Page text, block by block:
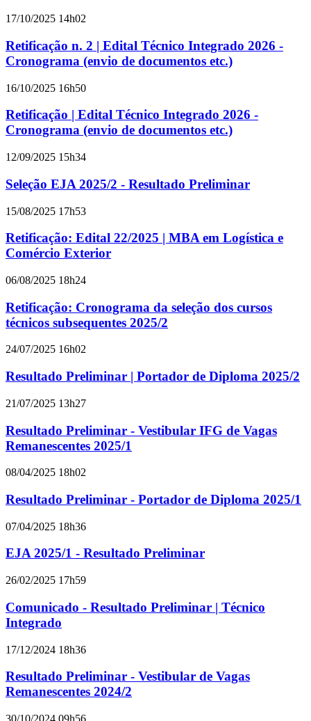
17/10/2025 14h02
Retificação n. 2 | Edital Técnico Integrado 2026 -
Cronograma (envio de documentos etc.)
16/10/2025 16h50
Retificação | Edital Técnico Integrado 2026 -
Cronograma (envio de documentos etc.)
12/09/2025 15h34
Seleção EJA 2025/2 - Resultado Preliminar
15/08/2025 17h53
Retificação: Edital 22/2025 | MBA em Logística e
Comércio Exterior
06/08/2025 18h24
Retificação: Cronograma da seleção dos cursos
técnicos subsequentes 2025/2
24/07/2025 16h02
Resultado Preliminar | Portador de Diploma 2025/2
21/07/2025 13h27
Resultado Preliminar - Vestibular IFG de Vagas
Remanescentes 2025/1
08/04/2025 18h02
Resultado Preliminar - Portador de Diploma 2025/1
07/04/2025 18h36
EJA 2025/1 - Resultado Preliminar
26/02/2025 17h59
Comunicado - Resultado Preliminar | Técnico
Integrado
17/12/2024 18h36
Resultado Preliminar - Vestibular de Vagas
Remanescentes 2024/2
30/10/2024 09h56